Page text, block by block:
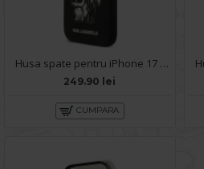
Husa spate pentru iPhone 17 Air Karl Lagerfeld Sketch Magsafe - Negru
249.90 lei
CUMPARA